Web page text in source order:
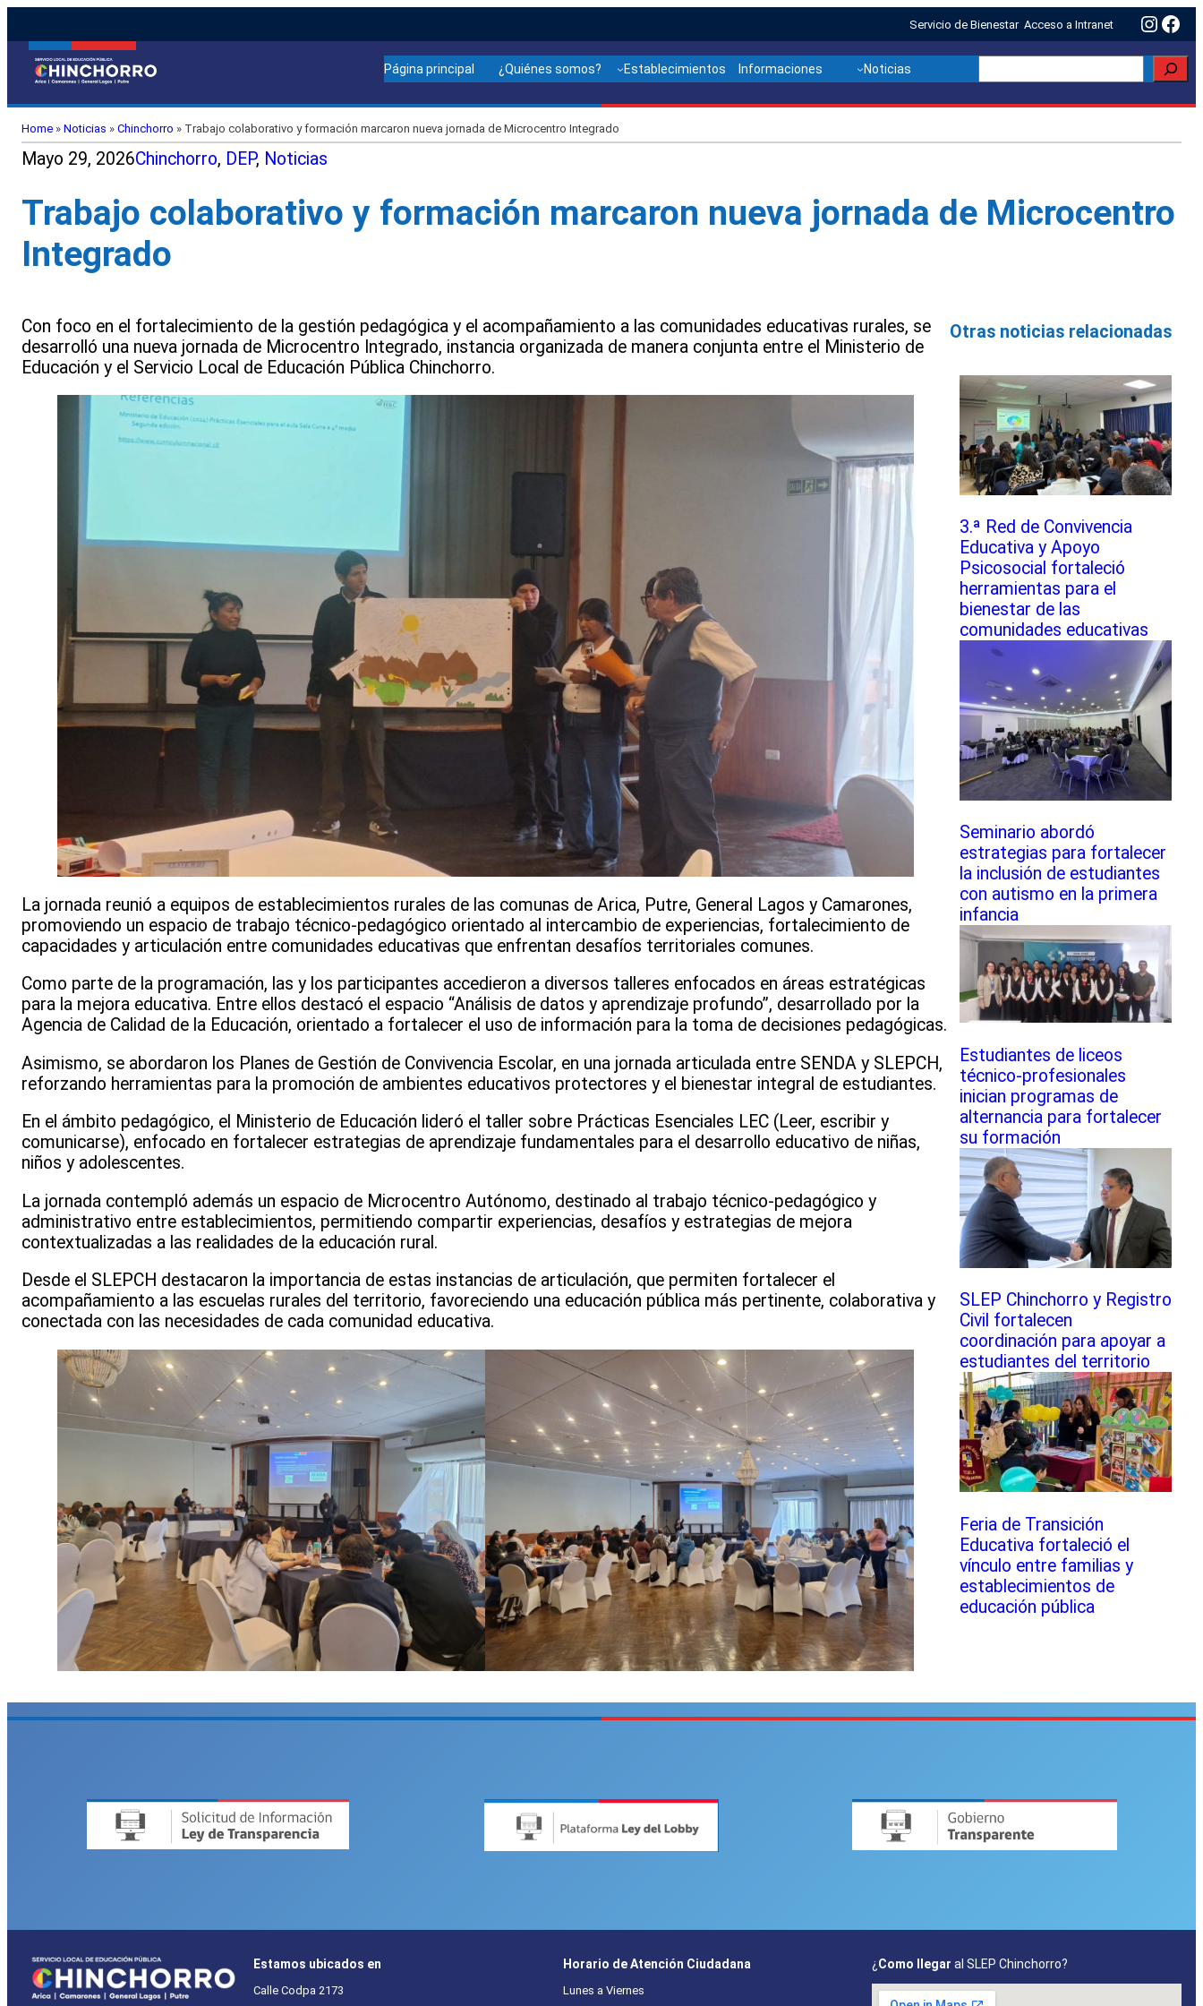
Servicio de Bienestar Acceso a Intranet
Página principal ¿Quiénes somos? Establecimientos Informaciones Noticias
Home » Noticias » Chinchorro » Trabajo colaborativo y formación marcaron nueva jornada de Microcentro Integrado
Mayo 29, 2026Chinchorro, DEP, Noticias
Trabajo colaborativo y formación marcaron nueva jornada de Microcentro
Integrado
Con foco en el fortalecimiento de la gestión pedagógica y el acompañamiento a las comunidades educativas rurales, se
desarrolló una nueva jornada de Microcentro Integrado, instancia organizada de manera conjunta entre el Ministerio de
Educación y el Servicio Local de Educación Pública Chinchorro.
La jornada reunió a equipos de establecimientos rurales de las comunas de Arica, Putre, General Lagos y Camarones,
promoviendo un espacio de trabajo técnico-pedagógico orientado al intercambio de experiencias, fortalecimiento de
capacidades y articulación entre comunidades educativas que enfrentan desafíos territoriales comunes.
Como parte de la programación, las y los participantes accedieron a diversos talleres enfocados en áreas estratégicas
para la mejora educativa. Entre ellos destacó el espacio “Análisis de datos y aprendizaje profundo”, desarrollado por la
Agencia de Calidad de la Educación, orientado a fortalecer el uso de información para la toma de decisiones pedagógicas.
Asimismo, se abordaron los Planes de Gestión de Convivencia Escolar, en una jornada articulada entre SENDA y SLEPCH,
reforzando herramientas para la promoción de ambientes educativos protectores y el bienestar integral de estudiantes.
En el ámbito pedagógico, el Ministerio de Educación lideró el taller sobre Prácticas Esenciales LEC (Leer, escribir y
comunicarse), enfocado en fortalecer estrategias de aprendizaje fundamentales para el desarrollo educativo de niñas,
niños y adolescentes.
La jornada contempló además un espacio de Microcentro Autónomo, destinado al trabajo técnico-pedagógico y
administrativo entre establecimientos, permitiendo compartir experiencias, desafíos y estrategias de mejora
contextualizadas a las realidades de la educación rural.
Desde el SLEPCH destacaron la importancia de estas instancias de articulación, que permiten fortalecer el
acompañamiento a las escuelas rurales del territorio, favoreciendo una educación pública más pertinente, colaborativa y
conectada con las necesidades de cada comunidad educativa.
Otras noticias relacionadas
3.ª Red de Convivencia
Educativa y Apoyo
Psicosocial fortaleció
herramientas para el
bienestar de las
comunidades educativas
Seminario abordó
estrategias para fortalecer
la inclusión de estudiantes
con autismo en la primera
infancia
Estudiantes de liceos
técnico-profesionales
inician programas de
alternancia para fortalecer
su formación
SLEP Chinchorro y Registro
Civil fortalecen
coordinación para apoyar a
estudiantes del territorio
Feria de Transición
Educativa fortaleció el
vínculo entre familias y
establecimientos de
educación pública
Estamos ubicados en
Calle Codpa 2173
Horario de Atención Ciudadana
Lunes a Viernes
¿ Como llegar al SLEP Chinchorro?